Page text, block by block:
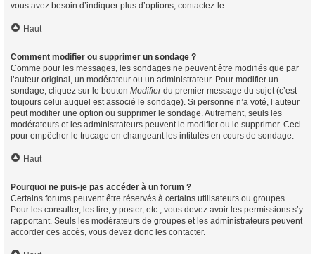
vous avez besoin d’indiquer plus d’options, contactez-le.
Haut
Comment modifier ou supprimer un sondage ?
Comme pour les messages, les sondages ne peuvent être modifiés que par
l’auteur original, un modérateur ou un administrateur. Pour modifier un
sondage, cliquez sur le bouton Modifierdu premier message du sujet (c’est
toujours celui auquel est associé le sondage). Si personne n’a voté, l’auteur
peut modifier une option ou supprimer le sondage. Autrement, seuls les
modérateurs et les administrateurs peuvent le modifier ou le supprimer. Ceci
pour empêcher le trucage en changeant les intitulés en cours de sondage.
Haut
Pourquoi ne puis-je pas accéder à un forum ?
Certains forums peuvent être réservés à certains utilisateurs ou groupes.
Pour les consulter, les lire, y poster, etc., vous devez avoir les permissions s’y
rapportant. Seuls les modérateurs de groupes et les administrateurs peuvent
accorder ces accès, vous devez donc les contacter.